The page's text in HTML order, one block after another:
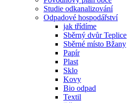
Studie odkanalizování
Odpadové hospodářství
jak třídíme
Sběrný dvůr Teplice
Sběrné místo Bžany
Papír
Plast
Sklo
Kovy
Bio odpad
Textil